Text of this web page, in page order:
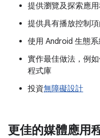
提供瀏覽及探索應
提供具有播放控制
使用 Android 生態
實作最佳做法，例
程式庫
投資無障礙設計
更佳的媒體應用